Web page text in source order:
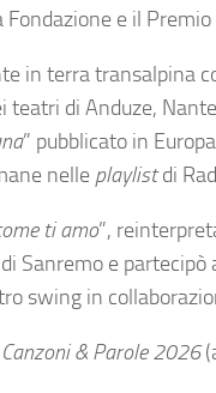
Fondazione e il
in terra transalpina
teatri di Anduze,
” pubblicato in
nelle playlistdi
ti amo”,
Sanremo e
swing in
& Parole 2026